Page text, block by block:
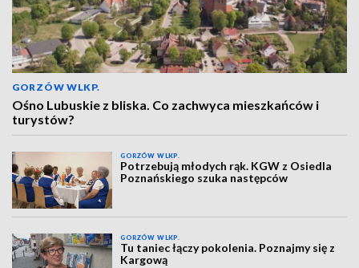
GORZÓW WLKP.
Ośno Lubuskie z bliska. Co zachwyca mieszkańców i
turystów?
GORZÓW WLKP.
Potrzebują młodych rąk. KGW z Osiedla
Poznańskiego szuka następców
GORZÓW WLKP.
Tu taniec łączy pokolenia. Poznajmy się z
Kargową